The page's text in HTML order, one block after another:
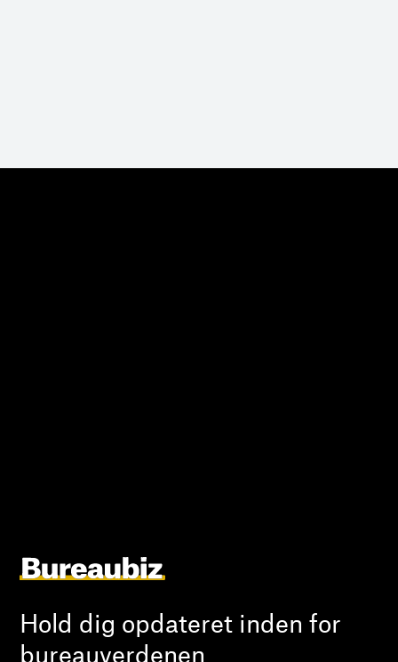
Hold dig opdateret inden for
bureauverdenen